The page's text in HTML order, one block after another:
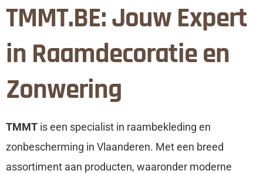
TMMT.BE: Jouw Expert
in Raamdecoratie en
Zonwering
TMMT is een specialist in raambekleding en
zonbescherming in Vlaanderen. Met een breed
assortiment aan producten, waaronder moderne